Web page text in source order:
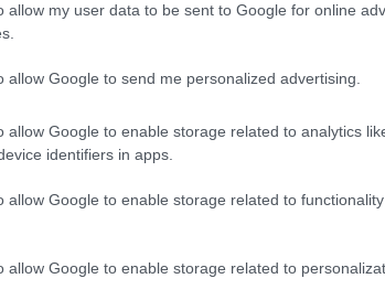
allow my user data to be sent to Google for online
allow Google to send me personalized advertising.
allow Google to enable storage related to analytics
identifiers in apps.
allow Google to enable storage related to
allow Google to enable storage related to
news da
Prossimo articolo